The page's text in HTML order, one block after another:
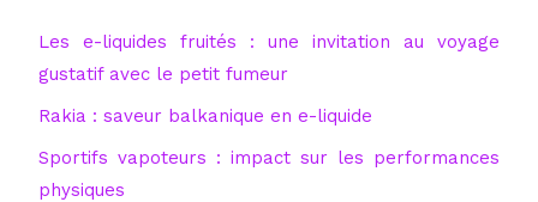
Les e-liquides fruités : une invitation au voyage
gustatif avec le petit fumeur
Rakia : saveur balkanique en e-liquide
Sportifs vapoteurs : impact sur les performances
physiques